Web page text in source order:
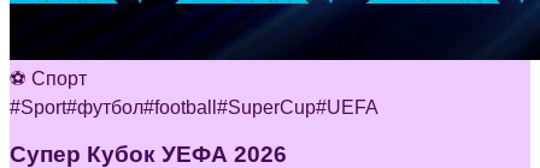
⚽ Спорт
#Sport#футбол#football #SuperCup#UEFA
Супер Кубок УЕФА 2026